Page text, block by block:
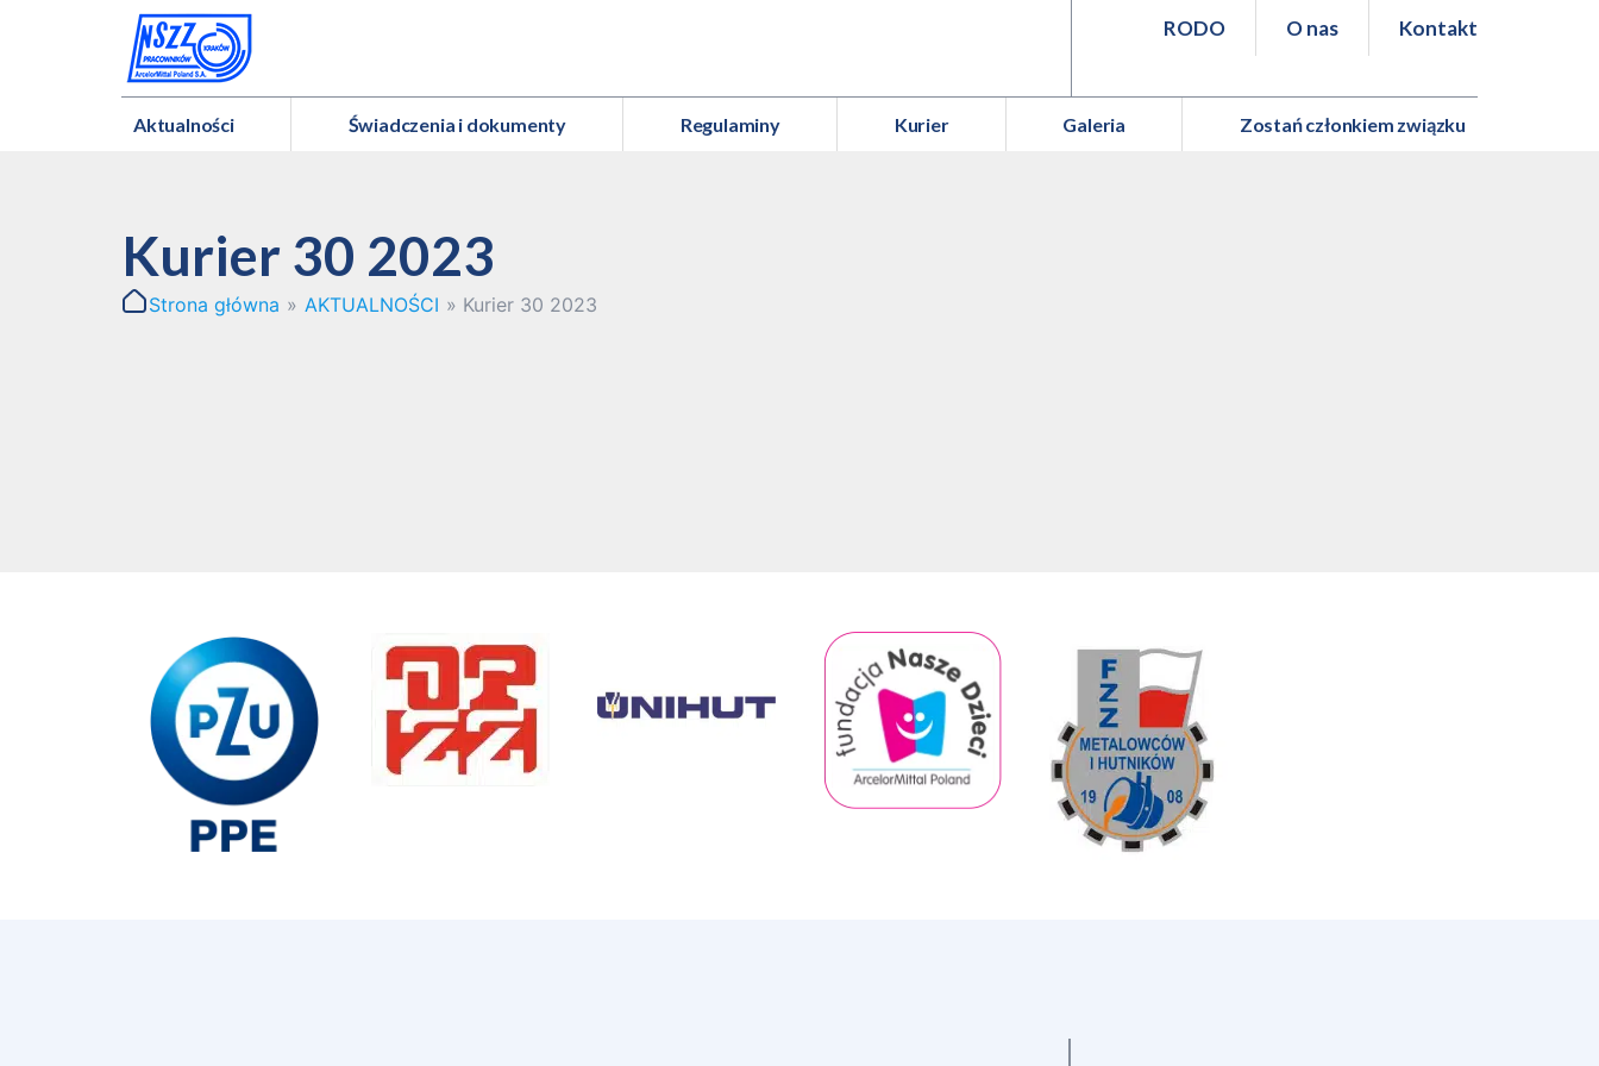
RODO O nas Kontakt
Aktualności Świadczenia i dokumenty Regulaminy Kurier Galeria Zostań członkiem związku
Kurier 30 2023
Strona główna » AKTUALNOŚCI » Kurier 30 2023